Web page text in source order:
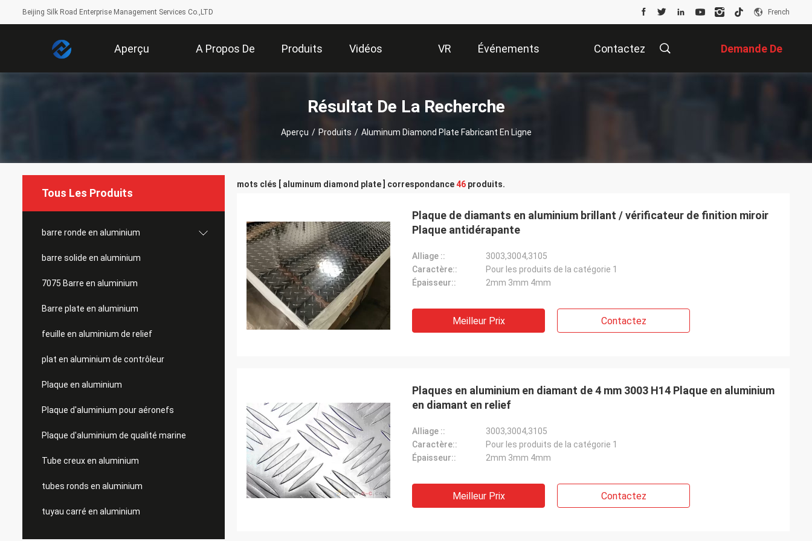
Beijing Silk Road Enterprise Management Services Co.,LTD French
Aperçu A Propos De Produits Vidéos VR
Show
Événements Contactez Demande De
Soumission
Résultat De La Recherche
Aperçu / Produits / Aluminum Diamond Plate Fabricant En Ligne
Tous Les Produits
barre ronde en aluminium
barre solide en aluminium
7075 Barre en aluminium
Barre plate en aluminium
feuille en aluminium de relief
plat en aluminium de contrôleur
Plaque en aluminium
Plaque d'aluminium pour aéronefs
Plaque d'aluminium de qualité marine
Tube creux en aluminium
tubes ronds en aluminium
tuyau carré en aluminium
mots clés [ aluminum diamond plate ] correspondance46 produits.
Plaque de diamants en aluminium brillant / vérificateur de finition miroir
Plaque antidérapante
Alliage ::
3003,3004,3105
Caractère::
Pour les produits de la catégorie 1
Épaisseur::
2mm 3mm 4mm
Meilleur Prix Contactez
Plaques en aluminium en diamant de 4 mm 3003 H14 Plaque en aluminium
en diamant en relief
Alliage ::
3003,3004,3105
Caractère::
Pour les produits de la catégorie 1
Épaisseur::
2mm 3mm 4mm
Meilleur Prix Contactez